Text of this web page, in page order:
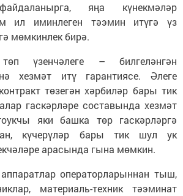
яңа күнекмәләр
ил иминлеген тәэмин итүгә үз
мөмкинлек бирә.
үзенчәлеге – билгеләнгән
хезмәт итү гарантиясе. Әлеге
төзегән хәрбиләр бары тик
гаскәрләре составында хезмәт
яки башка төр гаскәрләргә
күчерүләр бары тик шул ук
арасында гына мөмкин.
операторларыннан тыш,
материаль-техник тәэминат